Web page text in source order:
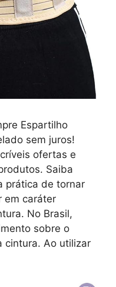
Espartilho
sem juros!
ofertas e
Saiba
prática de tornar
em caráter
No Brasil,
sobre o
cintura. Ao utilizar